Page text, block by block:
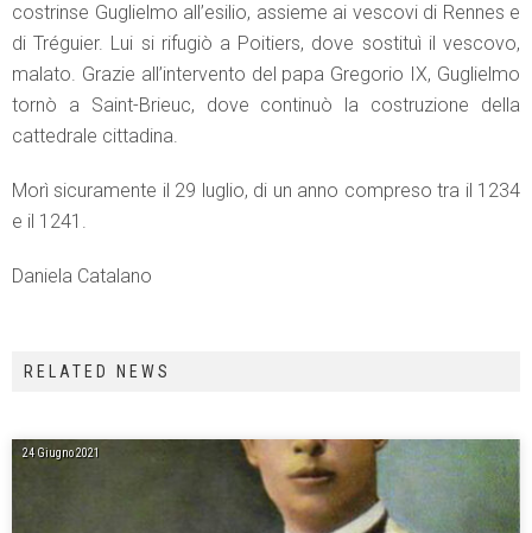
costrinse Guglielmo all’esilio, assieme ai vescovi di Rennes e
di Tréguier. Lui si rifugiò a Poitiers, dove sostituì il vescovo,
malato. Grazie all’intervento del papa Gregorio IX, Guglielmo
tornò a Saint-Brieuc, dove continuò la costruzione della
cattedrale cittadina.
Morì sicuramente il 29 luglio, di un anno compreso tra il 1234
e il 1241.
Daniela Catalano
RELATED NEWS
24 Giugno 2021